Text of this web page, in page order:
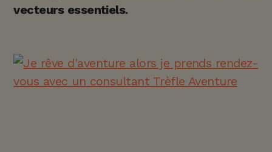
vecteurs essentiels.